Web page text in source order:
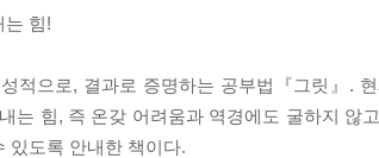
는 힘!
적으로, 결과로 증명하는 공부법『그릿』.
는 힘, 즉 온갖 어려움과 역경에도 굴하지 않
있도록 안내한 책이다.